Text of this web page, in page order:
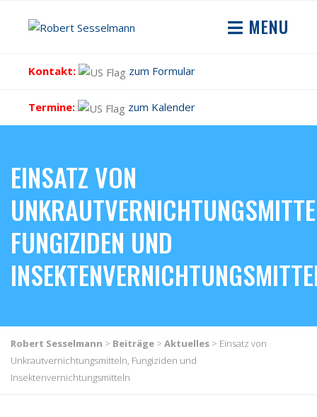
MENU
Kontakt: zum Formular
Termine: zum Kalender
EINSATZ VON
FUNGIZIDEN UND
Robert Sesselmann > Beiträge > Aktuelles > Einsatz von
Unkrautvernichtungsmitteln, Fungiziden und
Insektenvernichtungsmitteln